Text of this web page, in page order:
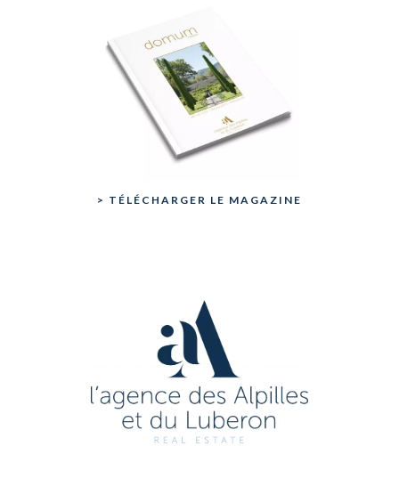
> TÉLÉCHARGER LE MAGAZINE